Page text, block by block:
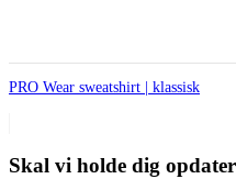
PRO Wear sweatshirt | klassisk
Skal vi holde dig